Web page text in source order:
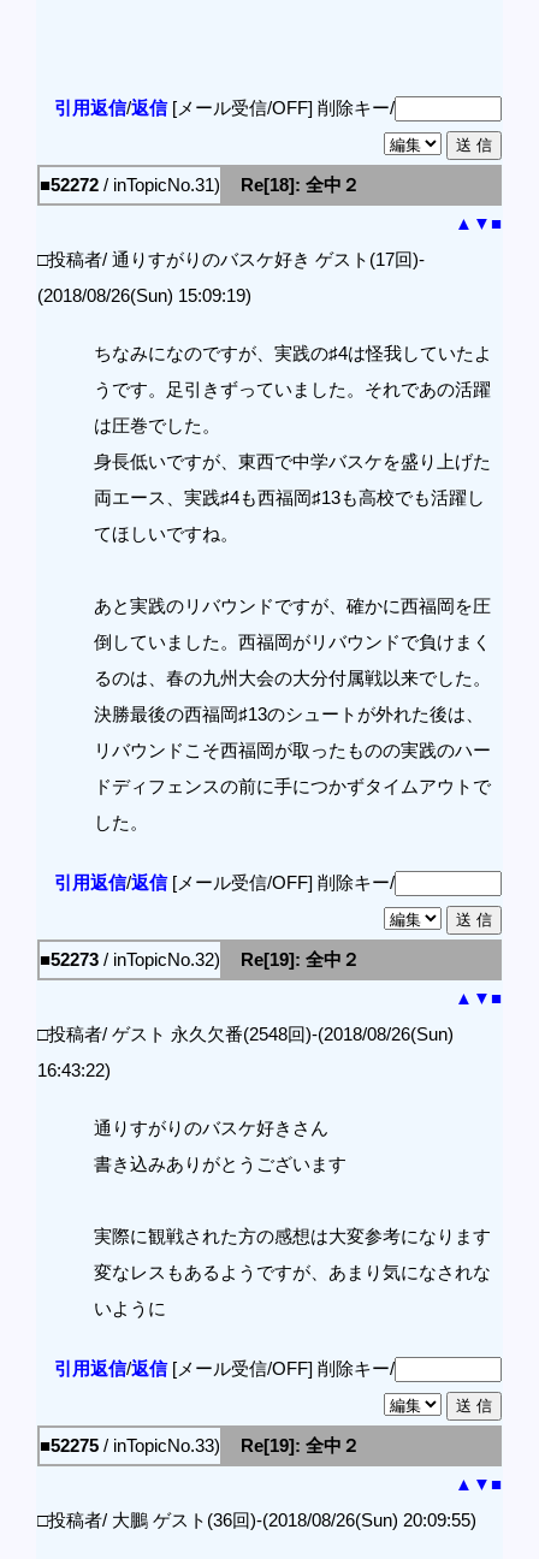
引用返信/返信[メール受信/OFF] 削除キー/
■52272 / inTopicNo.31)
Re[18]: 全中２
▲ ▼■
□投稿者/ 通りすがりのバスケ好き ゲスト(17回)-
(2018/08/26(Sun) 15:09:19)
ちなみになのですが、実践の♯4は怪我していたよ
うです。足引きずっていました。それであの活躍
は圧巻でした。
身長低いですが、東西で中学バスケを盛り上げた
両エース、実践♯4も西福岡♯13も高校でも活躍し
てほしいですね。
あと実践のリバウンドですが、確かに西福岡を圧
倒していました。西福岡がリバウンドで負けまく
るのは、春の九州大会の大分付属戦以来でした。
決勝最後の西福岡♯13のシュートが外れた後は、
リバウンドこそ西福岡が取ったものの実践のハー
ドディフェンスの前に手につかずタイムアウトで
した。
引用返信/返信[メール受信/OFF] 削除キー/
■52273 / inTopicNo.32)
Re[19]: 全中２
▲ ▼■
□投稿者/ ゲスト 永久欠番(2548回)-(2018/08/26(Sun)
16:43:22)
通りすがりのバスケ好きさん
書き込みありがとうございます
実際に観戦された方の感想は大変参考になります
変なレスもあるようですが、あまり気になされな
いように
引用返信/返信[メール受信/OFF] 削除キー/
■52275 / inTopicNo.33)
Re[19]: 全中２
▲ ▼■
□投稿者/ 大鵬 ゲスト(36回)-(2018/08/26(Sun) 20:09:55)